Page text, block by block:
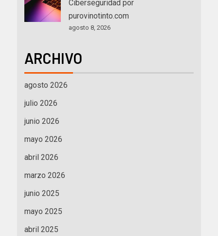
Ciberseguridad por
purovinotinto.com
agosto 8, 2026
ARCHIVO
agosto 2026
julio 2026
junio 2026
mayo 2026
abril 2026
marzo 2026
junio 2025
mayo 2025
abril 2025